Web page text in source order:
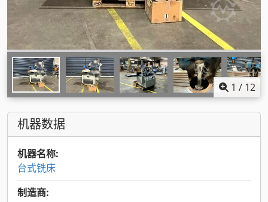
1 / 12
机器数据
机器名称:
台式铣床
制造商: